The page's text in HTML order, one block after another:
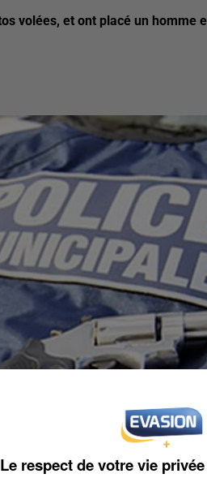
volées, et ont placé un homme
Le respect de votre vie